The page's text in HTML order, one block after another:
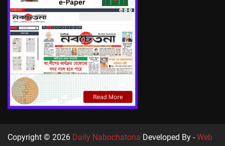
Copyright © 2026 Daily Nabochatona Developed By -Web